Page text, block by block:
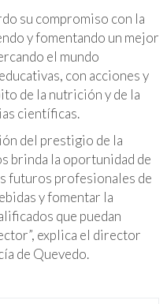
su compromiso con la
y fomentando un mejor
el mundo
con acciones y
de la nutrición y de la
científicas.
del prestigio de la
brinda la oportunidad de
futuros profesionales de
y fomentar la
que puedan
explica el director
de Quevedo.